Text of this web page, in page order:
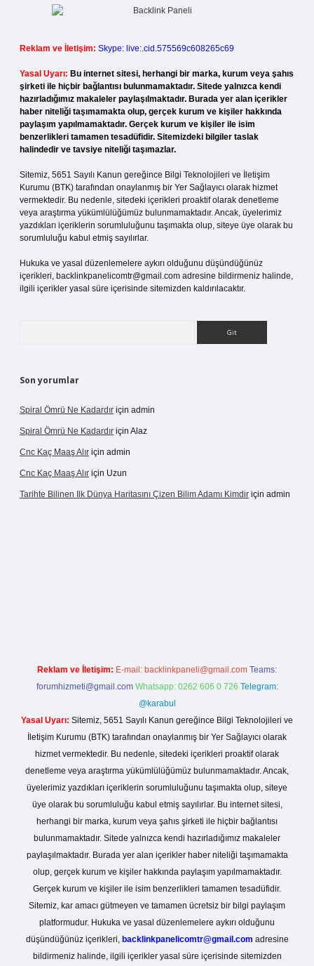
Reklam ve İletişim: Skype: live:.cid.575569c608265c69
Yasal Uyarı: Bu internet sitesi, herhangi bir marka, kurum veya şahıs
şirketi ile hiçbir bağlantısı bulunmamaktadır. Sitede yalnızca kendi
hazırladığımız makaleler paylaşılmaktadır. Burada yer alan içerikler
haber niteliği taşımamakta olup, gerçek kurum ve kişiler hakkında
paylaşım yapılmamaktadır. Gerçek kurum ve kişiler ile isim
benzerlikleri tamamen tesadüfidir. Sitemizdeki bilgiler taslak
halindedir ve tavsiye niteliği taşımazlar.
Sitemiz, 5651 Sayılı Kanun gereğince Bilgi Teknolojileri ve İletişim
Kurumu (BTK) tarafından onaylanmış bir Yer Sağlayıcı olarak hizmet
vermektedir. Bu nedenle, sitedeki içerikleri proaktif olarak denetleme
veya araştırma yükümlülüğümüz bulunmamaktadır. Ancak, üyelerimiz
yazdıkları içeriklerin sorumluluğunu taşımakta olup, siteye üye olarak bu
sorumluluğu kabul etmiş sayılırlar.
Hukuka ve yasal düzenlemelere aykırı olduğunu düşündüğünüz
içerikleri, backlinkpanelicomtr@gmail.com adresine bildirmeniz halinde,
ilgili içerikler yasal süre içerisinde sitemizden kaldırılacaktır.
Son yorumlar
Spiral Ömrü Ne Kadardır için admin
Spiral Ömrü Ne Kadardır için Alaz
Cnc Kaç Maaş Alır için admin
Cnc Kaç Maaş Alır için Uzun
Tarihte Bilinen Ilk Dünya Haritasını Çizen Bilim Adamı Kimdir için admin
Reklam ve İletişim: E-mail: backlinkpaneli@gmail.com Teams:
forumhizmeti@gmail.com Whatsapp: 0262 606 0 726 Telegram:
@karabul
Yasal Uyarı: Sitemiz, 5651 Sayılı Kanun gereğince Bilgi Teknolojileri ve
İletişim Kurumu (BTK) tarafından onaylanmış bir Yer Sağlayıcı olarak
hizmet vermektedir. Bu nedenle, sitedeki içerikleri proaktif olarak
denetleme veya araştırma yükümlülüğümüz bulunmamaktadır. Ancak,
üyelerimiz yazdıkları içeriklerin sorumluluğunu taşımakta olup, siteye
üye olarak bu sorumluluğu kabul etmiş sayılırlar. Bu internet sitesi,
herhangi bir marka, kurum veya şahıs şirketi ile hiçbir bağlantısı
bulunmamaktadır. Sitede yalnızca kendi hazırladığımız makaleler
paylaşılmaktadır. Burada yer alan içerikler haber niteliği taşımamakta
olup, gerçek kurum ve kişiler hakkında paylaşım yapılmamaktadır.
Gerçek kurum ve kişiler ile isim benzerlikleri tamamen tesadüfidir.
Sitemiz, kar amacı gütmeyen ve tamamen ücretsiz bir bilgi paylaşım
platformudur. Hukuka ve yasal düzenlemelere aykırı olduğunu
düşündüğünüz içerikleri, backlinkpanelicomtr@gmail.com adresine
bildirmeniz halinde, ilgili içerikler yasal süre içerisinde sitemizden